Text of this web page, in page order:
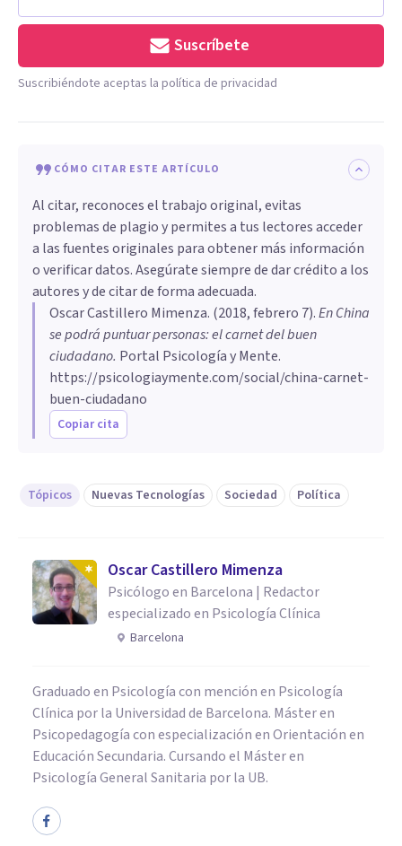
Suscríbete
Suscribiéndote aceptas la política de privacidad
CÓMO CITAR ESTE ARTÍCULO
Al citar, reconoces el trabajo original, evitas
problemas de plagio y permites a tus lectores acceder
a las fuentes originales para obtener más información
o verificar datos. Asegúrate siempre de dar crédito a los
autores y de citar de forma adecuada.
Oscar Castillero Mimenza. (2018, febrero 7).En China
se podrá puntuar personas: el carnet del buen
ciudadano. Portal Psicología y Mente.
https://psicologiaymente.com/social/china-carnet-
buen-ciudadano
Copiar cita
Tópicos Nuevas Tecnologías Sociedad Política
Oscar Castillero Mimenza
Psicólogo en Barcelona | Redactor
especializado en Psicología Clínica
Barcelona
Graduado en Psicología con mención en Psicología
Clínica por la Universidad de Barcelona. Máster en
Psicopedagogía con especialización en Orientación en
Educación Secundaria. Cursando el Máster en
Psicología General Sanitaria por la UB.